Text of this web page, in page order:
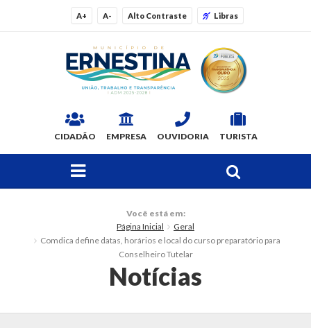
A+ A- Alto Contraste Libras
CIDADÃO EMPRESA OUVIDORIA TURISTA
Dados Gerais
Você está em:
Página Inicial
Geral
Comdica define datas, horários e local do curso preparatório para
Conselheiro Tutelar
Notícias